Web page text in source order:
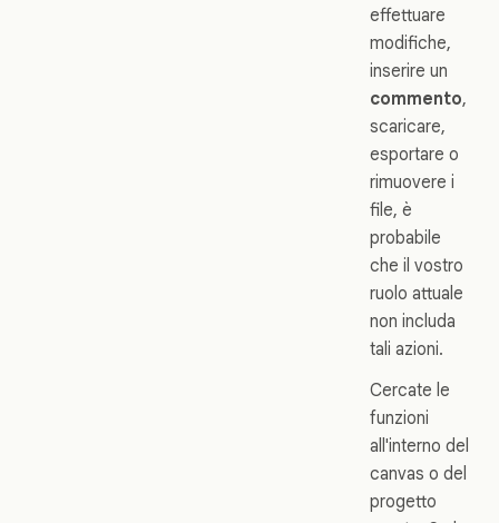
effettuare
modifiche,
inserire un
commento,
scaricare,
esportare o
rimuovere i
file, è
probabile
che il vostro
ruolo attuale
non includa
tali azioni.
Cercate le
funzioni
all'interno del
canvas o del
progetto